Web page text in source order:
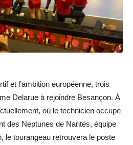
et l’ambition européenne, trois
Delarue à rejoindre Besançon. À
où le technicien occupe
des Neptunes de Nantes, équipe
le tourangeau retrouvera le poste